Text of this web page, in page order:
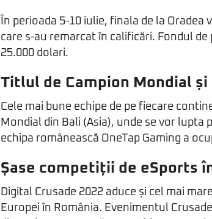
În perioada 5-10 iulie, finala de la
care s-au remarcat în calificări. Fondul de
25.000 dolari.
Titlul de Campion Mondial
Cele mai bune echipe de pe fiecare
Mondial din Bali (Asia), unde se vor
echipa românească OneTap Gaming a
Șase competiții de eSports
Digital Crusade 2022 aduce și cel mai
Europei în România. Evenimentul